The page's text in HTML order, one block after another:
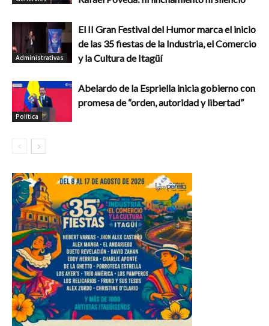
Administrativas
El II Gran Festival del Humor marca el inicio
de las 35 fiestas de la Industria, el Comercio
y la Cultura de Itagüí
Política
Abelardo de la Espriella inicia gobierno con
promesa de “orden, autoridad y libertad”